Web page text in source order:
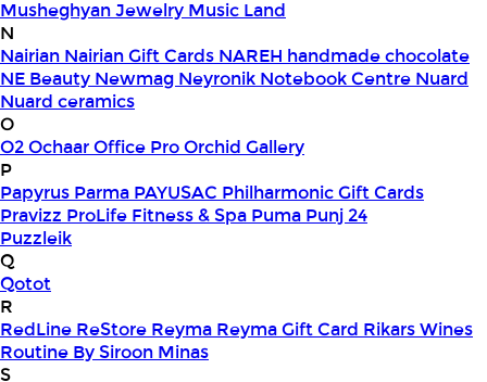
Musheghyan Jewelry Music Land
N
Nairian Nairian Gift Cards NAREH handmade chocolate
NE Beauty Newmag Neyronik Notebook Centre Nuard
Nuard ceramics
O
O2OchaarOffice ProOrchid Gallery
P
Papyrus Parma PAYUSAC Philharmonic Gift Cards
Pravizz ProLife Fitness & Spa Puma Punj 24
Puzzleik
Q
Qotot
R
RedLine ReStore Reyma Reyma Gift Card Rikars Wines
Routine By Siroon Minas
S